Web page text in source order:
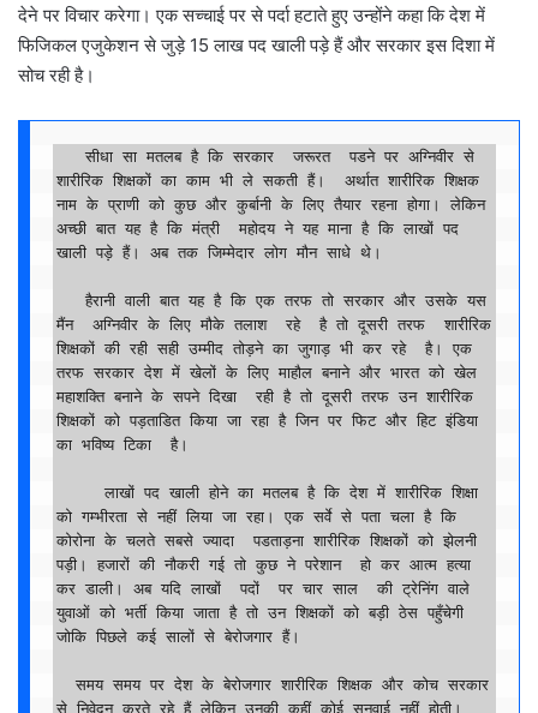
देने पर विचार करेगा। एक सच्चाई पर से पर्दा हटाते हुए उन्होंने कहा कि देश में
फिजिकल एजुकेशन से जुड़े 15 लाख पद खाली पड़े हैं और सरकार इस दिशा में
सोच रही है।
शारीरिक शिक्षकों का काम भी ले सकती हैं।  अर्थात शारीरिक शिक्षक
नाम के प्राणी को कुछ और कुर्बानी के लिए तैयार रहना होगा। लेकिन
अच्छी बात यह है कि मंत्री  महोदय ने यह माना है कि लाखों पद
खाली पड़े हैं। अब तक जिम्मेदार लोग मौन साधे थे।
मैंन  अग्निवीर के लिए मौके तलाश  रहे  है तो दूसरी तरफ  शारीरिक
शिक्षकों की रही सही उम्मीद तोड़ने का जुगाड़ भी कर रहे  है। एक
तरफ सरकार देश में खेलों के लिए माहौल बनाने और भारत को खेल
महाशक्ति बनाने के सपने दिखा  रही है तो दूसरी तरफ उन शारीरिक
शिक्षकों को पड़ताडित किया जा रहा है जिन पर फिट और हिट इंडिया
का भविष्य टिका  है।
को गम्भीरता से नहीं लिया जा रहा। एक सर्वे से पता चला है कि
कोरोना के चलते सबसे ज्यादा  पडताड़ना शारीरिक शिक्षकों को झेलनी
पड़ी। हजारों की नौकरी गई तो कुछ ने परेशान  हो कर आत्म हत्या
कर डाली। अब यदि लाखों  पदों  पर चार साल  की ट्रेनिंग वाले
युवाओं को भर्ती किया जाता है तो उन शिक्षकों को बड़ी ठेस पहुँचेगी
जोकि पिछले कई सालों से बेरोजगार हैं।
से निवेदन करते रहे हैं लेकिन उनकी कहीं कोई सुनवाई नहीं होती।